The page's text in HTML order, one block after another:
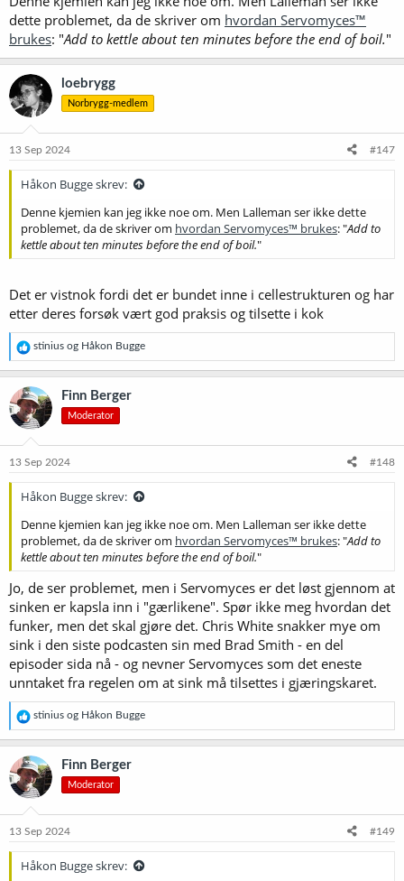
dette problemet, da de skriver om hvordan Servomyces™
brukes: "Add to kettle about ten minutes before the end of boil."
loebrygg
Norbrygg-medlem
13 Sep 2024 #147
Håkon Bugge skrev:
Denne kjemien kan jeg ikke noe om. Men Lalleman ser ikke dette
problemet, da de skriver om hvordan Servomyces™ brukes: "Add to
kettle about ten minutes before the end of boil."
Det er vistnok fordi det er bundet inne i cellestrukturen og har
etter deres forsøk vært god praksis og tilsette i kok
R
e
a
k
s
j
o
e
:
stinius og Håkon Bugge
Finn Berger
Moderator
13 Sep 2024 #148
Håkon Bugge skrev:
Denne kjemien kan jeg ikke noe om. Men Lalleman ser ikke dette
problemet, da de skriver om hvordan Servomyces™ brukes: "Add to
kettle about ten minutes before the end of boil."
Jo, de ser problemet, men i Servomyces er det løst gjennom at
sinken er kapsla inn i "gærlikene". Spør ikke meg hvordan det
funker, men det skal gjøre det. Chris White snakker mye om
sink i den siste podcasten sin med Brad Smith - en del
episoder sida nå - og nevner Servomyces som det eneste
unntaket fra regelen om at sink må tilsettes i gjæringskaret.
R
e
a
k
s
j
o
e
:
stinius og Håkon Bugge
Finn Berger
Moderator
13 Sep 2024 #149
Håkon Bugge skrev: